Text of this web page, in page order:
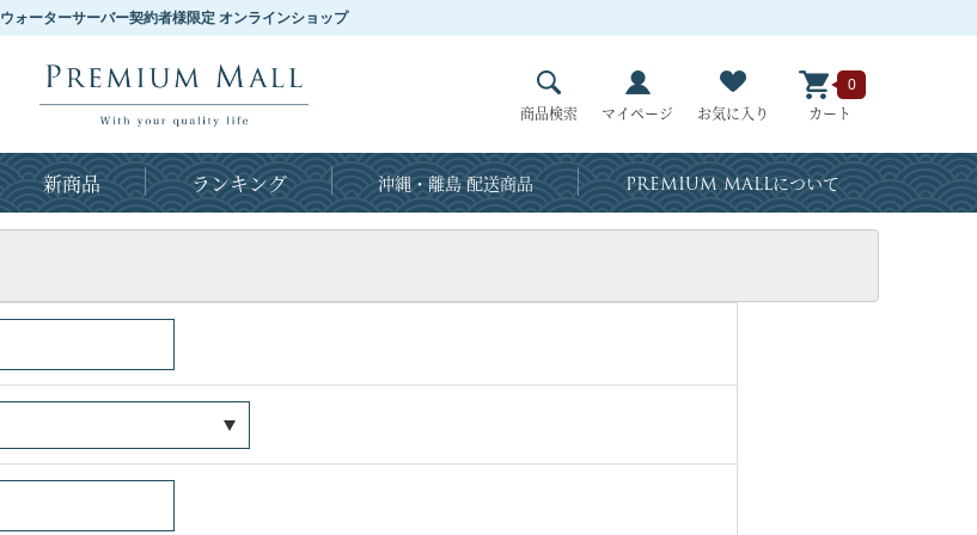
ウォーターサーバー契約者様限定 オンラインショップ
商品検索 マイページ お気に入り カート
0
新商品 ランキング 沖縄・離島 配送商品 PREMIUM MALLについて